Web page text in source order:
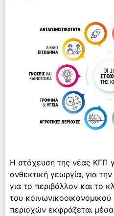
Η στόχευση της νέας ΚΓΠ
ανθεκτική γεωργία, για
για το περιβάλλον και το
του
περιοχών εκφράζεται